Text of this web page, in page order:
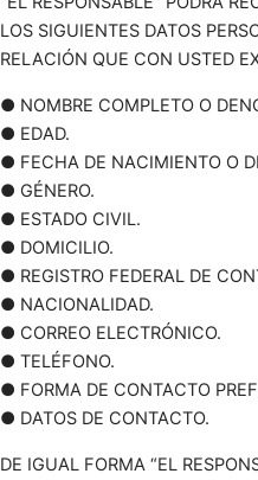
LOS SIGUIENTES DATOS
RELACIÓN QUE CON USTED
● NOMBRE COMPLETO O
● EDAD.
● FECHA DE NACIMIENTO O
● GÉNERO.
● ESTADO CIVIL.
● DOMICILIO.
● REGISTRO FEDERAL DE
● NACIONALIDAD.
● CORREO ELECTRÓNICO.
● TELÉFONO.
● FORMA DE CONTACTO
● DATOS DE CONTACTO.
DE IGUAL FORMA “EL